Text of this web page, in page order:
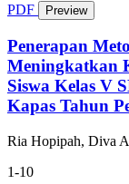
PDF
Preview
Penerapan
Meningkatkan
Siswa Kelas V
Kapas Tahun
Ria Hopipah, Diva
1-10